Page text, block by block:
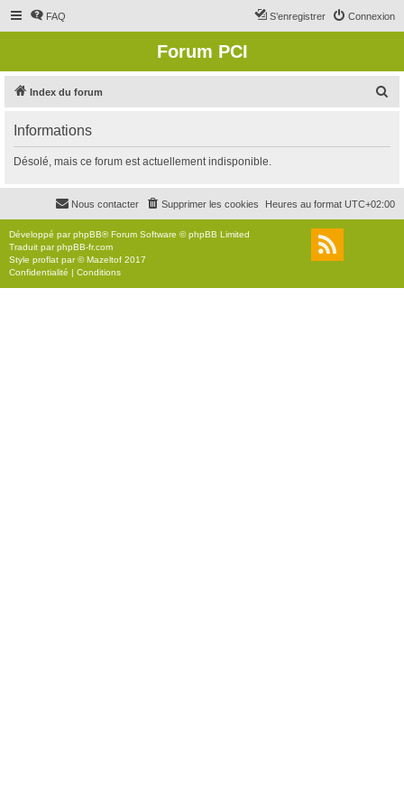
FAQ Connexion
S’enregistrer
Forum PCI
Index du forum
r
c
r
Informations
Désolé, mais ce forum est actuellement indisponible.
Heures au format UTC+02:00
Supprimer les cookies
Nous contacter
Développé parphpBB® Forum Software © phpBB Limited
Traduit parphpBB-fr.com
Style proflat par ©Mazeltof 2017
Confidentialité | Conditions